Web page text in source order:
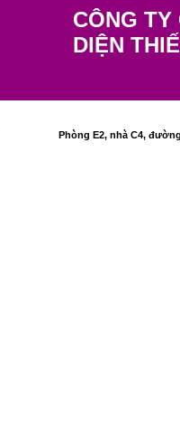
CÔNG
DIỆN
Phòng E2, nhà C4,